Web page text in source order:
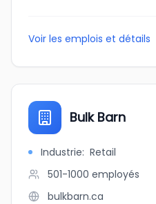
Voir les emplois et détails
Bulk Barn
Industrie: Retail
501-1000 employés
bulkbarn.ca